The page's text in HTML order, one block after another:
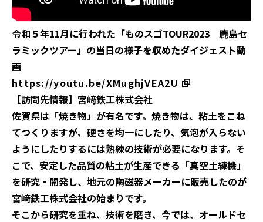
令和５年11月に行われた「ものスゴTOUR2023 鹿島セ
ラミックツアー」の当日の様子を収めたダイジェスト動
画
https://youtu.be/XMughjVEA2U
【訪問先情報】宮﨑鉄工株式会社
佐賀県は「焼き物」が有名です。焼き物は、粘土をこね
てつくりますが、硬さを均一にしたり、気泡が入らない
ようにしたりするには熟練の技術が必要になります。そ
こで、安定した品質の粘土が生産できる「真空土練機」
を研究・開発し、地元の陶磁器メーカーに販売したのが
宮﨑鉄工株式会社の始まりです。
そこから研究を重ね、技術を磨き、今では、オールドセ